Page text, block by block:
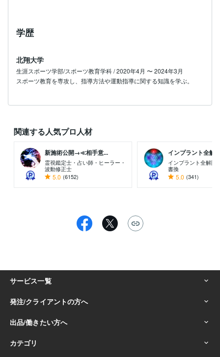
学歴
北翔大学
生涯スポーツ学部/スポーツ教育学科 / 2020年4月 〜 2024年3月
スポーツ教育を専攻し、指導方法や運動指導に関する知識を学ぶ。
関連する人気プロ人材
新施術公開→≪相手意...
霊視鑑定士・占い師・ヒーラー・
波動修正士
5.0 (6152)
インプラント全解
インプラント全解除
書換
5.0 (341)